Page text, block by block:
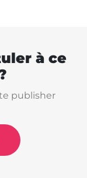
à ce
publisher